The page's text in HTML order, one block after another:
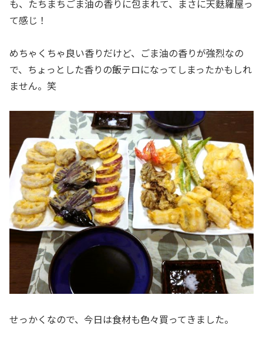
も、たちまちごま油の香りに包まれて、まさに天麩羅屋っ
て感じ！
めちゃくちゃ良い香りだけど、ごま油の香りが強烈なの
で、ちょっとした香りの飯テロになってしまったかもしれ
ません。笑
せっかくなので、今日は食材も色々買ってきました。